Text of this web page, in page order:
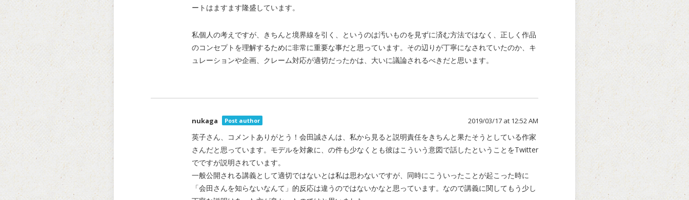
ートはますます隆盛しています。
私個人の考えですが、きちんと境界線を引く、というのは汚いものを見ずに済む方法ではなく、正しく作品
のコンセプトを理解するために非常に重要な事だと思っています。その辺りが丁寧になされていたのか、キ
ュレーションや企画、クレーム対応が適切だったかは、大いに議論されるべきだと思います。
nukaga Post author 2019/03/17 at 12:52 AM
英子さん、コメントありがとう！会田誠さんは、私から見ると説明責任をきちんと果たそうとしている作家
さんだと思っています。モデルを対象に、の件も少なくとも彼はこういう意図で話したということをTwitter
でですが説明されています。
一般公開される講義として適切ではないとは私は思わないですが、同時にこういったことが起こった時に
「会田さんを知らないなんて」的反応は違うのではないかなと思っています。なので講義に関してもう少し